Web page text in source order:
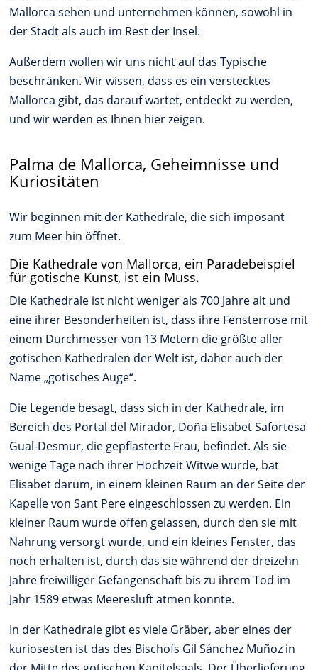
Mallorca sehen und unternehmen können, sowohl in
der Stadt als auch im Rest der Insel.
Außerdem wollen wir uns nicht auf das Typische
beschränken. Wir wissen, dass es ein verstecktes
Mallorca gibt, das darauf wartet, entdeckt zu werden,
und wir werden es Ihnen hier zeigen.
Palma de Mallorca, Geheimnisse und
Kuriositäten
Wir beginnen mit der Kathedrale, die sich imposant
zum Meer hin öffnet.
Die Kathedrale von Mallorca, ein Paradebeispiel
für gotische Kunst, ist ein Muss.
Die Kathedrale ist nicht weniger als 700 Jahre alt und
eine ihrer Besonderheiten ist, dass ihre Fensterrose mit
einem Durchmesser von 13 Metern die größte aller
gotischen Kathedralen der Welt ist, daher auch der
Name „gotisches Auge“.
Die Legende besagt, dass sich in der Kathedrale, im
Bereich des Portal del Mirador, Doña Elisabet Safortesa
Gual-Desmur, die gepflasterte Frau, befindet. Als sie
wenige Tage nach ihrer Hochzeit Witwe wurde, bat
Elisabet darum, in einem kleinen Raum an der Seite der
Kapelle von Sant Pere eingeschlossen zu werden. Ein
kleiner Raum wurde offen gelassen, durch den sie mit
Nahrung versorgt wurde, und ein kleines Fenster, das
noch erhalten ist, durch das sie während der dreizehn
Jahre freiwilliger Gefangenschaft bis zu ihrem Tod im
Jahr 1589 etwas Meeresluft atmen konnte.
In der Kathedrale gibt es viele Gräber, aber eines der
kuriosesten ist das des Bischofs Gil Sánchez Muñoz in